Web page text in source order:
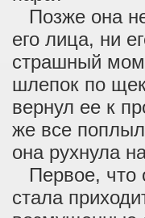
Позже она
его лица, ни
страшный
шлепок по
вернул ее к
же все
она рухнула
Первое, что
стала